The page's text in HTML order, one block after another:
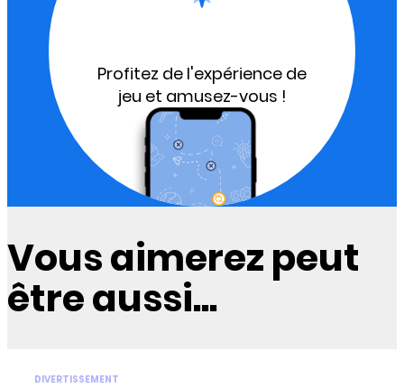
Profitez de l'expérience de
jeu et amusez-vous !
Vous aimerez peut
être aussi...
DIVERTISSEMENT